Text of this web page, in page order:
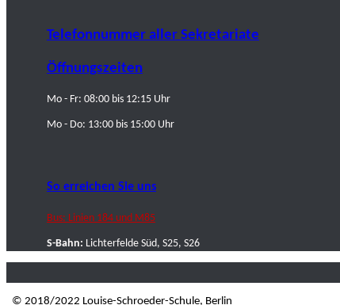
Telefonnummer aller Sekretariate
Öffnungszeiten
Mo - Fr: 08:00 bis 12:15 Uhr
Mo - Do: 13:00 bis 15:00 Uhr
So erreichen Sie uns
Bus: Linien 184 und M85
S-Bahn: Lichterfelde Süd, S25, S26
© 2018/2022 Louise-Schroeder-Schule, Berlin